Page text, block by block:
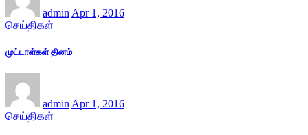
admin Apr 1, 2016
செய்திகள்
முட்டாள்கள் தினம்
admin Apr 1, 2016
செய்திகள்